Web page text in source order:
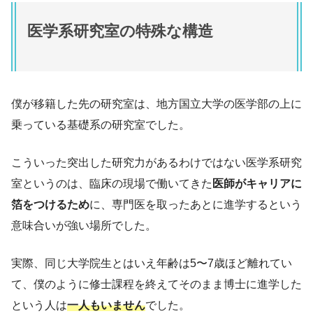
医学系研究室の特殊な構造
僕が移籍した先の研究室は、地方国立大学の医学部の上に
乗っている基礎系の研究室でした。
こういった突出した研究力があるわけではない医学系研究
室というのは、臨床の現場で働いてきた 医師がキャリアに
箔をつけるために、専門医を取ったあとに進学するという
意味合いが強い場所でした。
実際、同じ大学院生とはいえ年齢は5〜7歳ほど離れてい
て、僕のように修士課程を終えてそのまま博士に進学した
という人は一人もいませんでした。